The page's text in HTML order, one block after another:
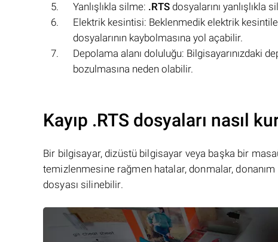
Yanlışlıkla silme: .RTS dosyalarını yanlışlıkla
Elektrik kesintisi: Beklenmedik elektrik
dosyalarının kaybolmasına yol açabilir.
Depolama alanı doluluğu: Bilgisayarınızdaki
bozulmasına neden olabilir.
Kayıp .RTS dosyaları nasıl
Bir bilgisayar, dizüstü bilgisayar veya başka bir
temizlenmesine rağmen hatalar, donmalar,
dosyası silinebilir.